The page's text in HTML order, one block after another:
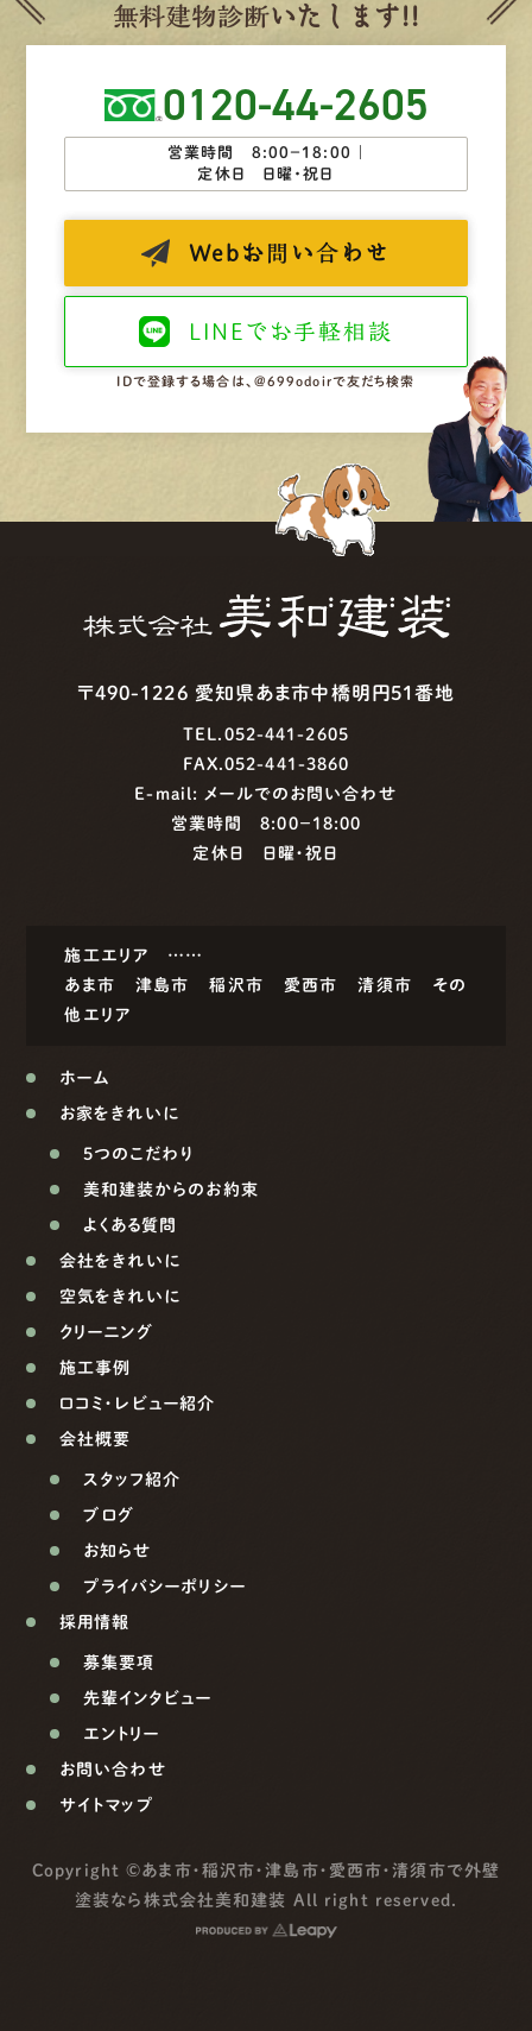
無料建物診断いたします!!
0120-44-2605
営業時間 8:00−18:00 ｜
定休日 日曜・祝日
Web お問い合わせ
LINEで お手軽相談
IDで登録する場合は、@699odoirで友だち検索
〒490-1226 愛知県あま市中橋明円51番地
TEL.052-441-2605
FAX.052-441-3860
E-mail: メールでのお問い合わせ
営業時間 8:00−18:00
定休日 日曜・祝日
施工エリア ……
あま市
津島市 稲沢市 愛西市 清須市
その
他エリア
ホーム
お家をきれいに
5つのこだわり
美和建装からのお約束
よくある質問
会社をきれいに
空気をきれいに
クリーニング
施工事例
口コミ・レビュー紹介
会社概要
スタッフ紹介
ブログ
お知らせ
プライバシーポリシー
採用情報
募集要項
先輩インタビュー
エントリー
お問い合わせ
サイトマップ
Copyright ©あま市・稲沢市・津島市・愛西市・清須市で外壁
塗装なら株式会社美和建装 All right reserved.